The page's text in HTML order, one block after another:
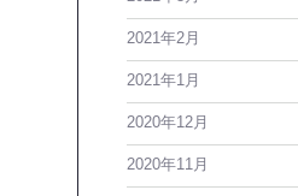
2021年2月
2021年1月
2020年12月
2020年11月